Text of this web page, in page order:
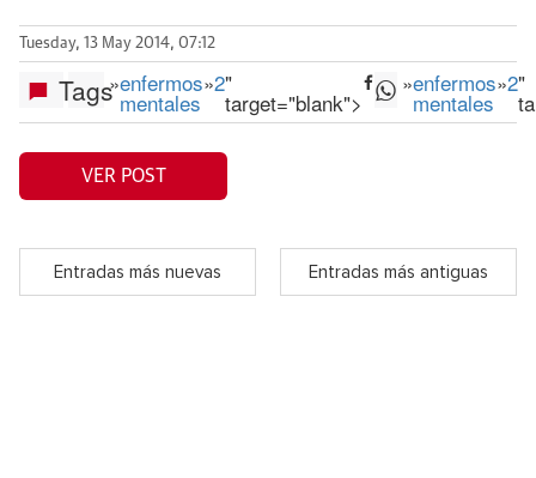
Tuesday, 13 May 2014, 07:12
Tags»enfermos
mentales
»2"
target="blank">
»enfermos
mentales
»2"
VER POST
Entradas más nuevas Entradas más antiguas